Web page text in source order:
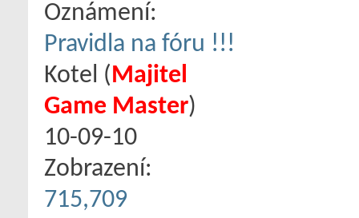
Oznámení:
Pravidla na fóru !!!
Kotel ‎(Majitel
Game Master)
10-09-10
Zobrazení:
715,709